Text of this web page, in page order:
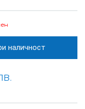
наличност